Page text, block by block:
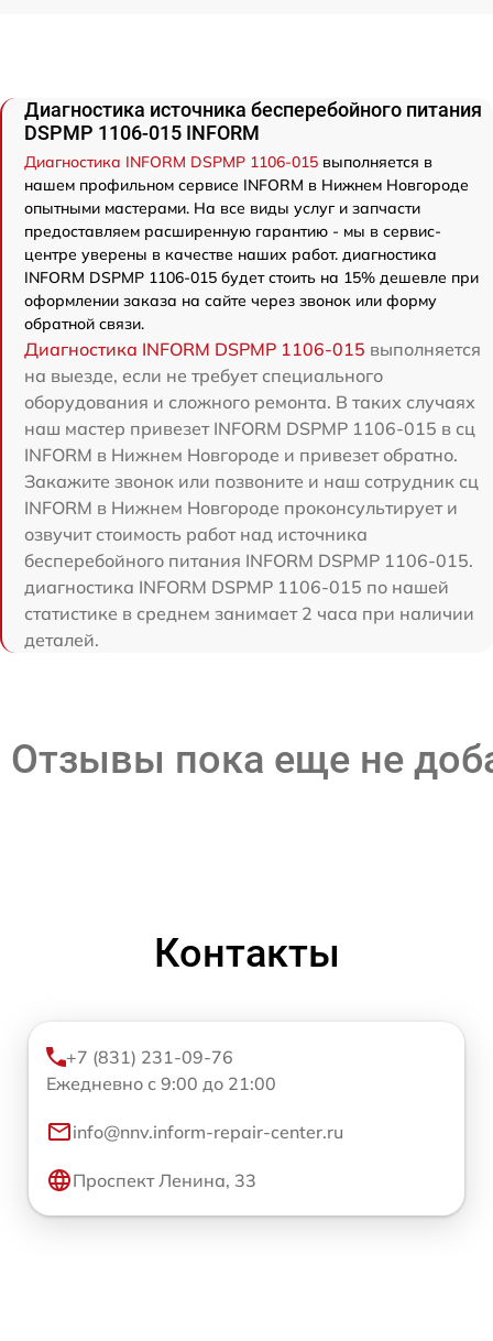
Диагностика источника бесперебойного питания
DSPMP 1106-015 INFORM
Диагностика INFORM DSPMP 1106-015 выполняется в
нашем профильном сервисе INFORM в Нижнем Новгороде
опытными мастерами. На все виды услуг и запчасти
предоставляем расширенную гарантию - мы в сервис-
центре уверены в качестве наших работ. диагностика
INFORM DSPMP 1106-015 будет стоить на 15% дешевле при
оформлении заказа на сайте через звонок или форму
обратной связи.
Диагностика INFORM DSPMP 1106-015 выполняется
на выезде, если не требует специального
оборудования и сложного ремонта. В таких случаях
наш мастер привезет INFORM DSPMP 1106-015 в сц
INFORM в Нижнем Новгороде и привезет обратно.
Закажите звонок или позвоните и наш сотрудник сц
INFORM в Нижнем Новгороде проконсультирует и
озвучит стоимость работ над источника
бесперебойного питания INFORM DSPMP 1106-015.
диагностика INFORM DSPMP 1106-015 по нашей
статистике в среднем занимает 2 часа при наличии
деталей.
Отзывы пока еще не
Контакты
+7 (831) 231-09-76
Ежедневно с 9:00 до 21:00
info@nnv.inform-repair-center.ru
Проспект Ленина, 33